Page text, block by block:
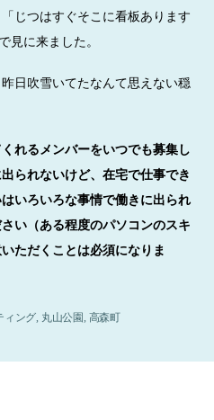
じつはすぐそこに看板あります
見に来ました。
日吹雪いてたなんて思えない穏
れるメンバーをいつでも募集し
られないけど、在宅で仕事でき
いろいろな事情で働きに出られ
さい（ある程度のパソコンのスキ
ただくことは必須になりま
ィング, 丸山公園, 高森町